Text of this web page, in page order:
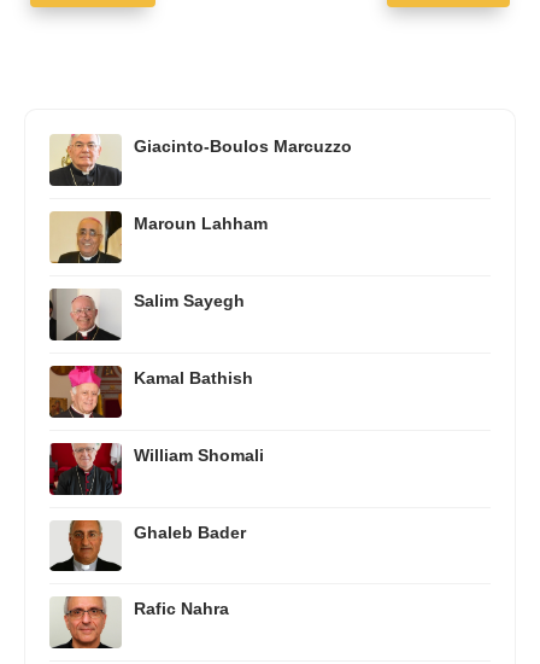
Giacinto-Boulos Marcuzzo
Maroun Lahham
Salim Sayegh
Kamal Bathish
William Shomali
Ghaleb Bader
Rafic Nahra